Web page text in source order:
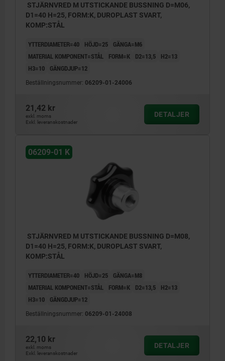
STJÄRNVRED M UTSTICKANDE BUSSNING D=M06,
D1=40 H=25, FORM:K, DUROPLAST SVART,
KOMP:STÅL
YTTERDIAMETER=40 HÖJD=25
GÄNGA=M6
MATERIAL KOMPONENT=STÅL
FORM=K D2=13,5
H2=13
H3=10
GÄNGDJUP=12
Beställningsnummer: 06209-01-24006
21,42 kr
exkl. moms
Exkl. leveranskostnader
DETALJER
06209-01 K
STJÄRNVRED M UTSTICKANDE BUSSNING D=M08,
D1=40 H=25, FORM:K, DUROPLAST SVART,
KOMP:STÅL
YTTERDIAMETER=40 HÖJD=25
GÄNGA=M8
MATERIAL KOMPONENT=STÅL
FORM=K D2=13,5
H2=13
H3=10
GÄNGDJUP=12
Beställningsnummer: 06209-01-24008
22,10 kr
exkl. moms
Exkl. leveranskostnader
DETALJER